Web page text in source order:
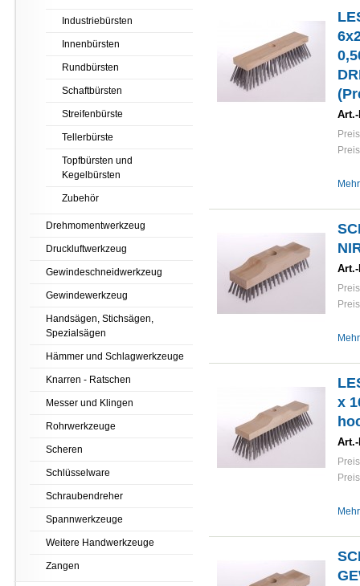
Art.-
Art.-
x
Art.-
Industriebürsten
Innenbürsten
Rundbürsten
Schaftbürsten
Streifenbürste
Tellerbürste
Topfbürsten und
Kegelbürsten
Zubehör
Drehmomentwerkzeug
Druckluftwerkzeug
Gewindeschneidwerkzeug
Gewindewerkzeug
Handsägen, Stichsägen,
Spezialsägen
Hämmer und Schlagwerkzeuge
Knarren - Ratschen
Messer und Klingen
Rohrwerkzeuge
Scheren
Schlüsselware
Schraubendreher
Spannwerkzeuge
Weitere Handwerkzeuge
Zangen